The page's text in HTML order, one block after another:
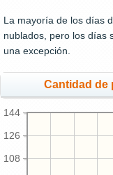
La mayoría de los días
nublados, pero los días
una excepción.
Cantidad de
108
126
144